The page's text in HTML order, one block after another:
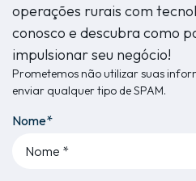
operações rurais com
conosco e descubra como
impulsionar seu negócio!
Prometemos não utilizar suas
enviar qualquer tipo de SPAM.
Nome*